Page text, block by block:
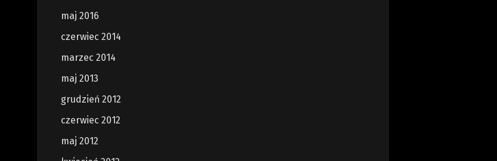
maj 2016
czerwiec 2014
marzec 2014
maj 2013
grudzień 2012
czerwiec 2012
maj 2012